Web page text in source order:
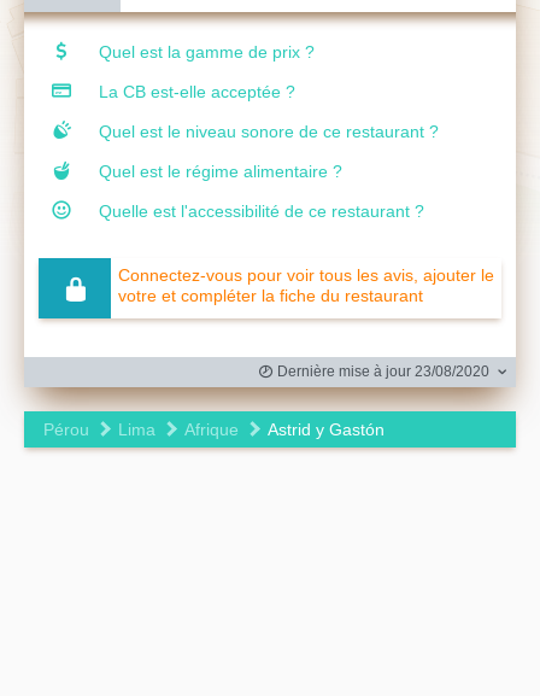
Quel est la gamme de prix ?
La CB est-elle acceptée ?
Quel est le niveau sonore de ce restaurant ?
Quel est le régime alimentaire ?
Quelle est l'accessibilité de ce restaurant ?
Connectez-vous pour voir tous les avis, ajouter le
votre et compléter la fiche du restaurant
Dernière mise à jour 23/08/2020
Pérou Lima Afrique Astrid y Gastón